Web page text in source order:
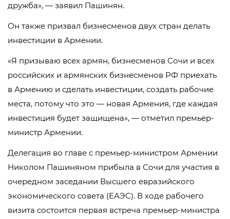
дружба», — заявил Пашинян.
Он также призвал бизнесменов двух стран делать
инвестиции в Армении.
«Я призываю всех армян, бизнесменов Сочи и всех
российских и армянских бизнесменов РФ приехать
в Армению и сделать инвестиции, создать рабочие
места, потому что это — новая Армения, где каждая
инвестиция будет защищена», — отметил премьер-
министр Армении.
Делегация во главе с премьер-министром Армении
Николом Пашиняном прибыла в Сочи для участия в
очередном заседании Высшего евразийского
экономического совета (ЕАЭС). В ходе рабочего
визита состоится первая встреча премьер-министра